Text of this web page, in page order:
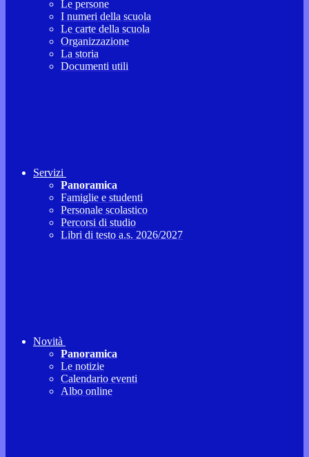
Le persone
I numeri della scuola
Le carte della scuola
Organizzazione
La storia
Documenti utili
Servizi
Panoramica
Famiglie e studenti
Personale scolastico
Percorsi di studio
Libri di testo a.s. 2026/2027
Novità
Panoramica
Le notizie
Calendario eventi
Albo online